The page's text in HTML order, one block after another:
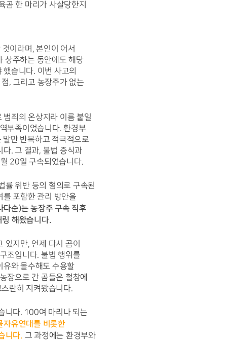
곰 한 마리가 사살당한지
이라며, 본인이 어서
상주하는 동안에도 해당
습니다. 이번 사고의
, 그리고 농장주가 없는
죄의 온상지라 이름 붙일
부족이었습니다. 환경부
만 반복하고 적극적으로
. 그 결과, 불법 증식과
20일 구속되었습니다.
률 위반 등의 혐의로 구속된
포함한 관리 방안을
순)는 농장주 구속 직후
해왔습니다.
지만, 언제 다시 곰이
조입니다. 불법 행위를
유와 몰수해도 수용할
장으로 간 곰들은 철창에
란히 지켜봤습니다.
니다. 100여 마리나 되는
자유연대를 비롯한
니다. 그 과정에는 환경부와